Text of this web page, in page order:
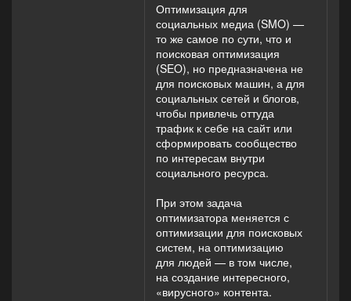
Оптимизация для
социальных медиа (SMO) —
то же самое по сути, что и
поисковая оптимизация
(SEO), но предназначена не
для поисковых машин, а для
социальных сетей и блогов,
чтобы привлечь оттуда
трафик к себе на сайт или
сформировать сообщество
по интересам внутри
социального ресурса.
При этом задача
оптимизатора меняется с
оптимизации для поисковых
систем, на оптимизацию
для людей — в том числе,
на создание интересного,
«вирусного» контента.